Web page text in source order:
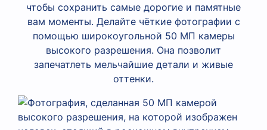
чтобы сохранить самые дорогие и памятные
вам моменты. Делайте чёткие фотографии с
помощью широкоугольной 50 МП камеры
высокого разрешения. Она позволит
запечатлеть мельчайшие детали и живые
оттенки.